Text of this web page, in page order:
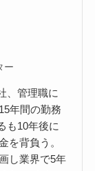
ー
、管理職に
年間の勤務
も10年後に
を背負う。
し業界で5年